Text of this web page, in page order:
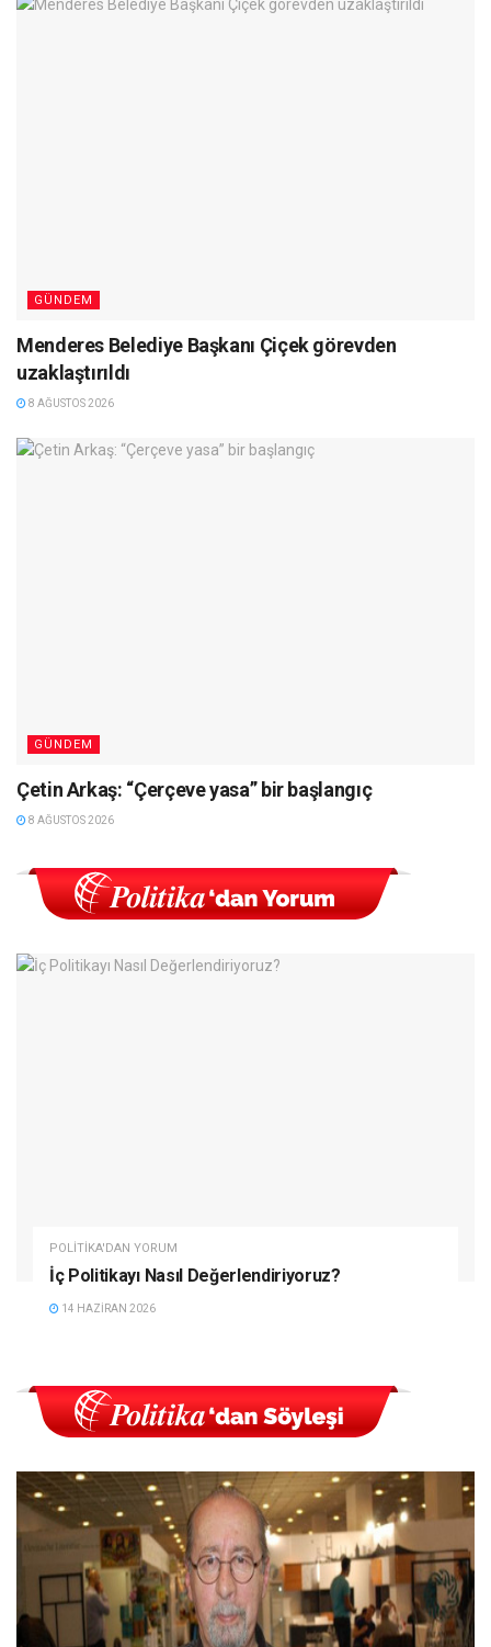
GÜNDEM
Menderes Belediye Başkanı Çiçek görevden
uzaklaştırıldı
8 AĞUSTOS 2026
GÜNDEM
Çetin Arkaş: “Çerçeve yasa” bir başlangıç
8 AĞUSTOS 2026
POLITIKA'DAN YORUM
İç Politikayı Nasıl Değerlendiriyoruz?
14 HAZIRAN 2026